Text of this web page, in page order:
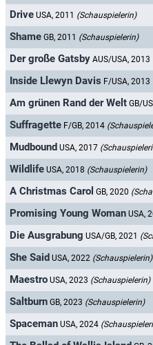
Drive USA, 2011 (Schauspielerin)
Shame GB, 2011 (Schauspielerin)
Der große Gatsby AUS/USA, 2013
Inside Llewyn Davis F/USA, 2013
Am grünen Rand der Welt GB/
Suffragette F/GB, 2014
Mudbound USA, 2017
Wildlife USA, 2018 (Schauspielerin)
A Christmas Carol GB, 2020
Promising Young Woman USA,
Die Ausgrabung USA/GB, 2021
She Said USA, 2022 (Schauspielerin)
Maestro USA, 2023 (Schauspielerin)
Saltburn GB, 2023 (Schauspielerin)
Spaceman USA, 2024